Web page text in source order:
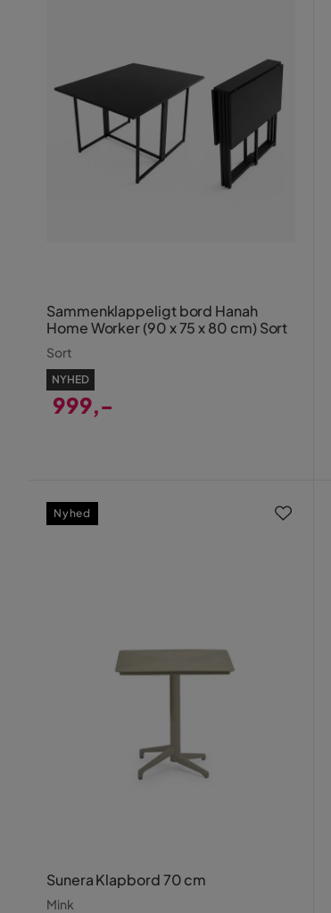
Sammenklappeligt bord Hanah
Home Worker (90 x 75 x 80 cm) Sort
Sort
NYHED
999,-
Sunera Klapbord 70 cm
Mink
Nyhed